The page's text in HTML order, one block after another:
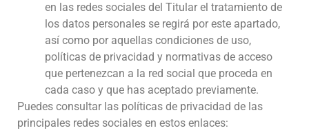
en las redes sociales del Titular el tratamiento de
los datos personales se regirá por este apartado,
así como por aquellas condiciones de uso,
políticas de privacidad y normativas de acceso
que pertenezcan a la red social que proceda en
cada caso y que has aceptado previamente.
Puedes consultar las políticas de privacidad de las
principales redes sociales en estos enlaces: